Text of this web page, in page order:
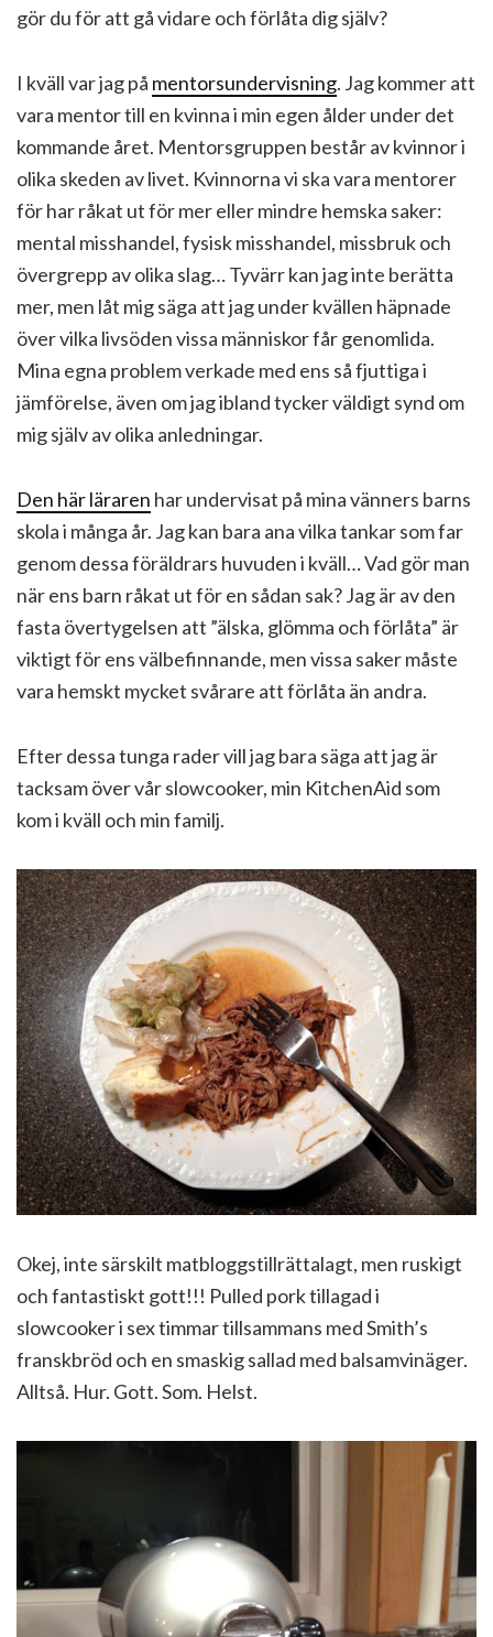
gör du för att gå vidare och förlåta dig själv?
I kväll var jag på mentorsundervisning. Jag kommer att
vara mentor till en kvinna i min egen ålder under det
kommande året. Mentorsgruppen består av kvinnor i
olika skeden av livet. Kvinnorna vi ska vara mentorer
för har råkat ut för mer eller mindre hemska saker:
mental misshandel, fysisk misshandel, missbruk och
övergrepp av olika slag… Tyvärr kan jag inte berätta
mer, men låt mig säga att jag under kvällen häpnade
över vilka livsöden vissa människor får genomlida.
Mina egna problem verkade med ens så fjuttiga i
jämförelse, även om jag ibland tycker väldigt synd om
mig själv av olika anledningar.
Den här läraren har undervisat på mina vänners barns
skola i många år. Jag kan bara ana vilka tankar som far
genom dessa föräldrars huvuden i kväll… Vad gör man
när ens barn råkat ut för en sådan sak? Jag är av den
fasta övertygelsen att ”älska, glömma och förlåta” är
viktigt för ens välbefinnande, men vissa saker måste
vara hemskt mycket svårare att förlåta än andra.
Efter dessa tunga rader vill jag bara säga att jag är
tacksam över vår slowcooker, min KitchenAid som
kom i kväll och min familj.
Okej, inte särskilt matbloggstillrättalagt, men ruskigt
och fantastiskt gott!!! Pulled pork tillagad i
slowcooker i sex timmar tillsammans med Smith’s
franskbröd och en smaskig sallad med balsamvinäger.
Alltså. Hur. Gott. Som. Helst.